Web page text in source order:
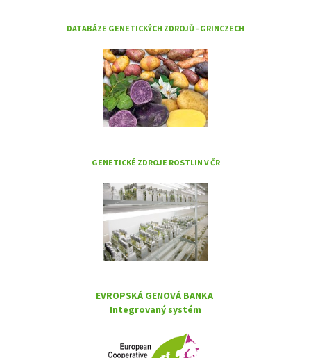
DATABÁZE GENETICKÝCH ZDROJŮ - GRINCZECH
GENETICKÉ ZDROJE ROSTLIN V ČR
EVROPSKÁ GENOVÁ BANKA
Integrovaný systém